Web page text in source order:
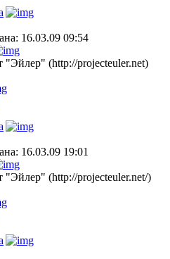
16.03.09 09:54
"Эйлер" (http://projecteuler.net)
16.03.09 19:01
"Эйлер" (http://projecteuler.net/)